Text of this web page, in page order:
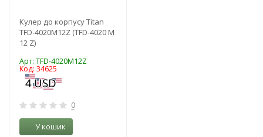
Кулер до корпусу Titan
TFD-4020M12Z (TFD-4020 M
12 Z)
Арт: TFD-4020M12Z
Код: 34625
0
У кошик